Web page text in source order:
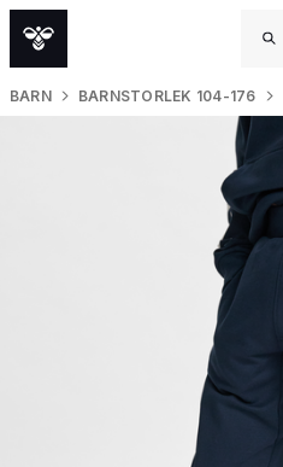
BARN BARNSTORLEK 104-176